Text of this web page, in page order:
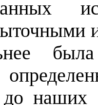
до наших